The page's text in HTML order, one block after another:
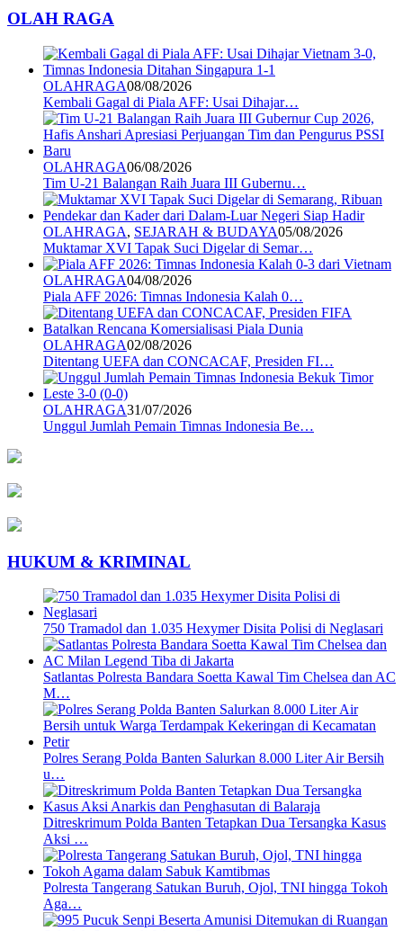
OLAH RAGA
OLAHRAGA08/08/2026
Kembali Gagal di Piala AFF: Usai Dihajar…
OLAHRAGA06/08/2026
Tim U-21 Balangan Raih Juara III Gubernu…
OLAHRAGA, SEJARAH & BUDAYA05/08/2026
Muktamar XVI Tapak Suci Digelar di Semar…
OLAHRAGA04/08/2026
Piala AFF 2026: Timnas Indonesia Kalah 0…
OLAHRAGA02/08/2026
Ditentang UEFA dan CONCACAF, Presiden FI…
OLAHRAGA31/07/2026
Unggul Jumlah Pemain Timnas Indonesia Be…
HUKUM & KRIMINAL
750 Tramadol dan 1.035 Hexymer Disita Polisi di Neglasari
Satlantas Polresta Bandara Soetta Kawal Tim Chelsea dan AC
M…
Polres Serang Polda Banten Salurkan 8.000 Liter Air Bersih
u…
Ditreskrimum Polda Banten Tetapkan Dua Tersangka Kasus
Aksi …
Polresta Tangerang Satukan Buruh, Ojol, TNI hingga Tokoh
Aga…